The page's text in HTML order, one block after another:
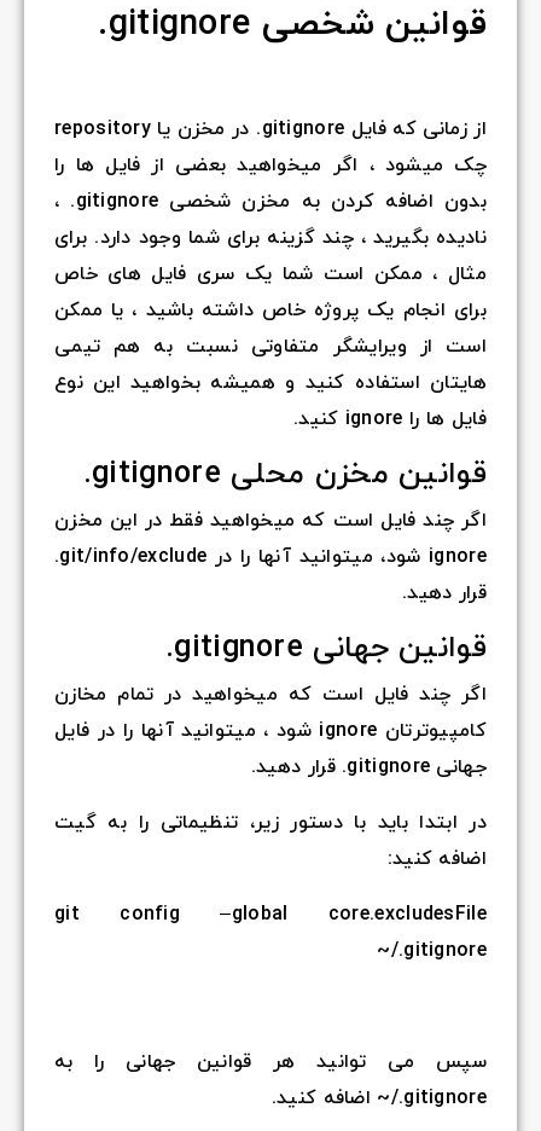
قوانین شخصی gitignore.
از زمانی که فایل gitignore. در مخزن یا repository
چک میشود ، اگر میخواهید بعضی از فایل ها را
بدون اضافه کردن به مخزن شخصی gitignore. ،
نادیده بگیرید ، چند گزینه برای شما وجود دارد. برای
مثال ، ممکن است شما یک سری فایل های خاص
برای انجام یک پروژه خاص داشته باشید ، یا ممکن
است از ویرایشگر متفاوتی نسبت به هم تیمی
هایتان استفاده کنید و همیشه بخواهید این نوع
فایل ها را ignore کنید.
قوانین مخزن محلی gitignore.
اگر چند فایل است که میخواهید فقط در این مخزن
ignore شود، میتوانید آنها را در git/info/exclude.
قرار دهید.
قوانین جهانی gitignore.
اگر چند فایل است که میخواهید در تمام مخازن
کامپیوترتان ignore شود ، میتوانید آنها را در فایل
جهانی gitignore. قرار دهید.
در ابتدا باید با دستور زیر، تنظیماتی را به گیت
اضافه کنید:
git config –global core.excludesFile
~/.gitignore
سپس می توانید هر قوانین جهانی را به
gitignore./~ اضافه کنید.